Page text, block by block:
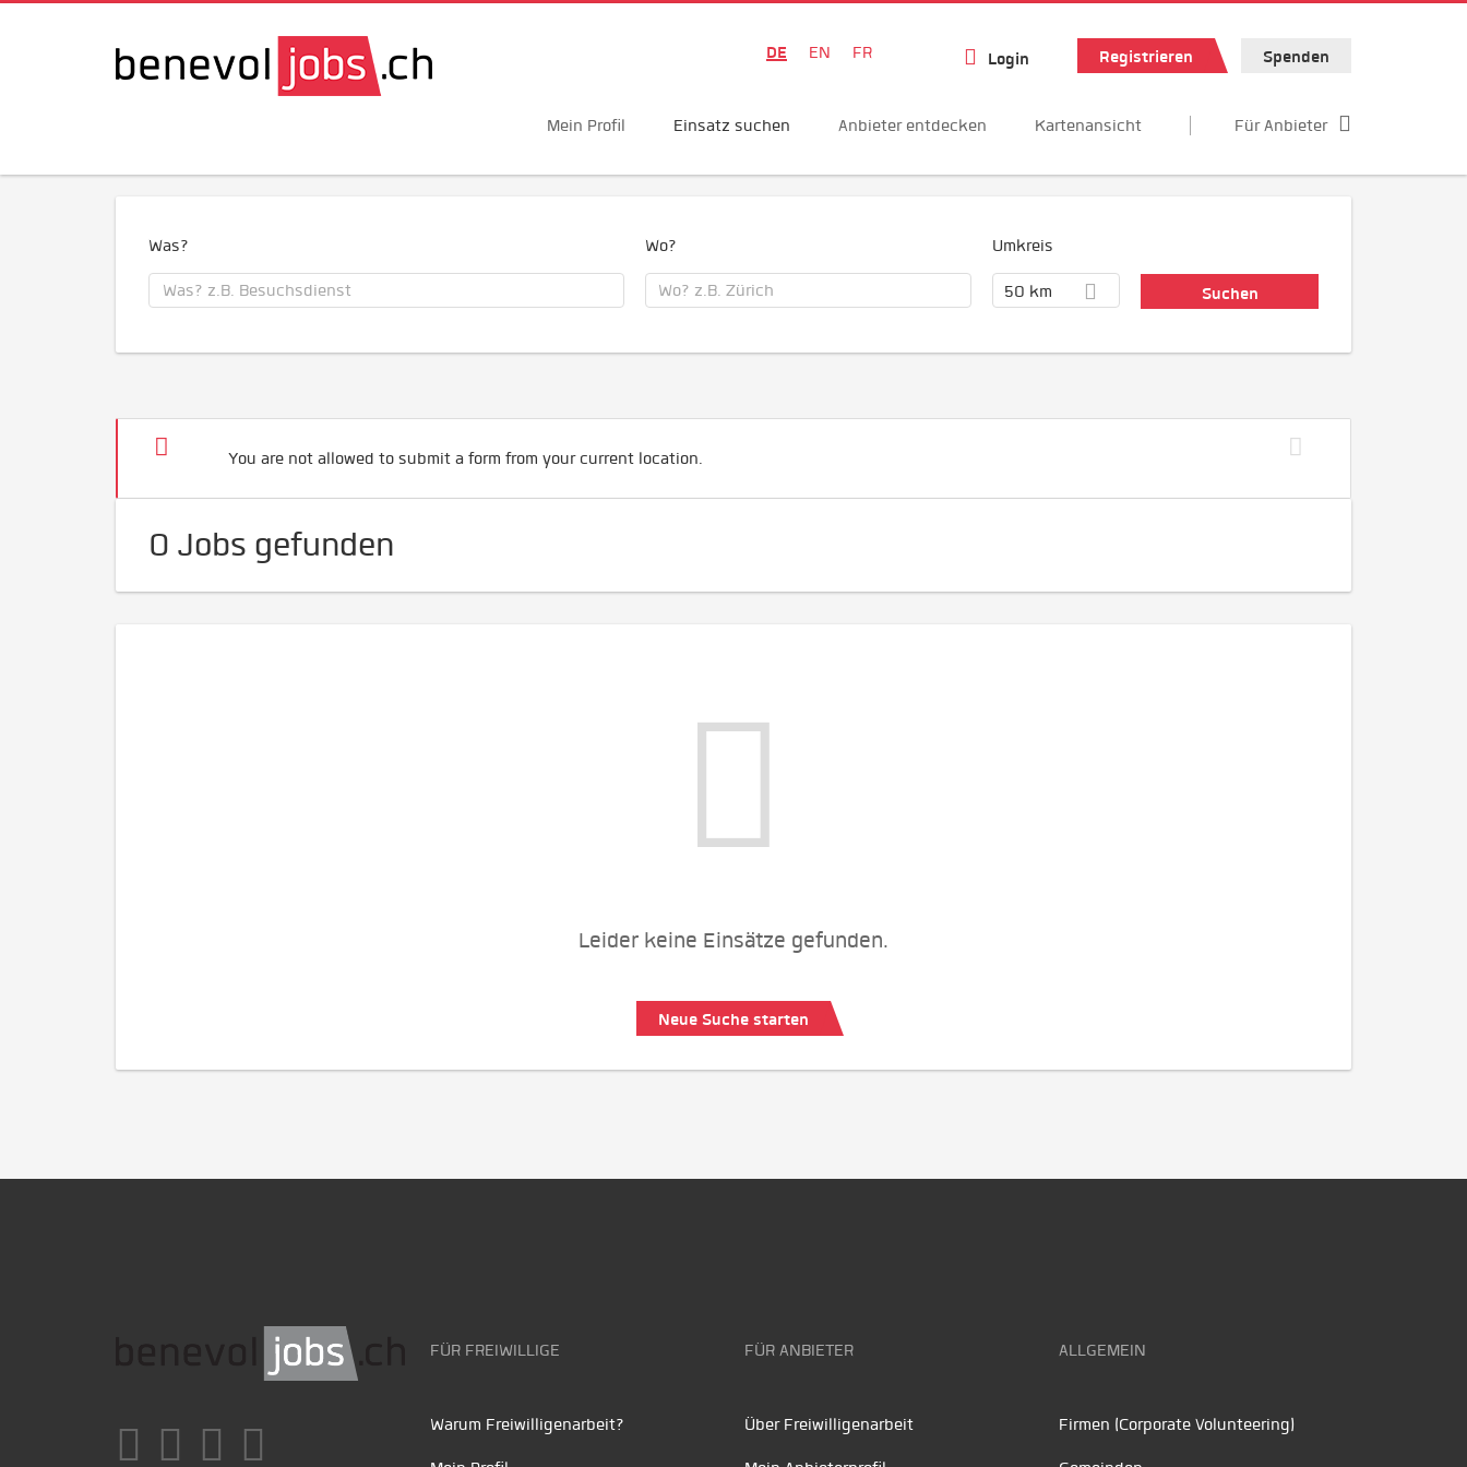
DE EN FR Login Registrieren Spenden
Mein Profil Einsatz suchen Anbieter entdecken Kartenansicht Für Anbieter
Was? Wo? Umkreis
50 km
You are not allowed to submit a form from your current location.
0 Jobs gefunden
Leider keine Einsätze gefunden.
Neue Suche starten
FÜR FREIWILLIGE
Warum Freiwilligenarbeit?
FÜR ANBIETER
Über Freiwilligenarbeit
ALLGEMEIN
Firmen (Corporate Volunteering)